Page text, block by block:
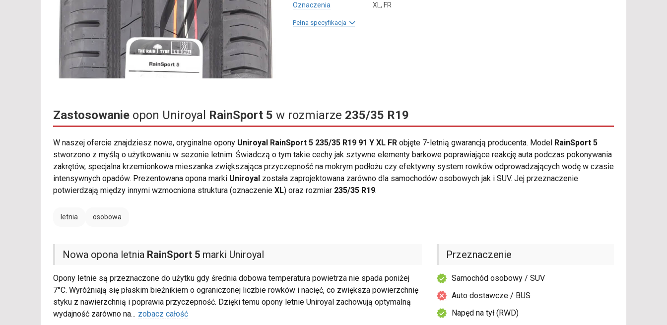
Oznaczenia
XL, FR
Pełna specyfikacja
Zastosowanie opon Uniroyal RainSport 5 w rozmiarze 235/35 R19
W naszej ofercie znajdziesz nowe, oryginalne opony Uniroyal RainSport 5 235/35 R19 91 Y XL FR objęte 7-letnią gwarancją producenta. Model RainSport 5
stworzono z myślą o użytkowaniu w sezonie letnim. Świadczą o tym takie cechy jak sztywne elementy barkowe poprawiające reakcję auta podczas pokonywania
zakrętów, specjalna krzemionkowa mieszanka zwiększająca przyczepność na mokrym podłożu czy efektywny system rowków odprowadzających wodę w czasie
intensywnych opadów. Prezentowana opona marki Uniroyal została zaprojektowana zarówno dla samochodów osobowych jak i SUV. Jej przeznaczenie
potwierdzają między innymi wzmocniona struktura (oznaczenie XL) oraz rozmiar 235/35 R19.
letnia osobowa
Nowa opona letnia RainSport 5 marki Uniroyal
Opony letnie są przeznaczone do użytku gdy średnia dobowa temperatura powietrza nie spada poniżej
7°C. Wyróżniają się płaskim bieżnikiem o ograniczonej liczbie rowków i nacięć, co zwiększa powierzchnię
styku z nawierzchnią i poprawia przyczepność. Dzięki temu opony letnie Uniroyal zachowują optymalną
wydajność zarówno na... zobacz całość
Przeznaczenie
Samochód osobowy / SUV
Auto dostawcze / BUS
Napęd na tył (RWD)